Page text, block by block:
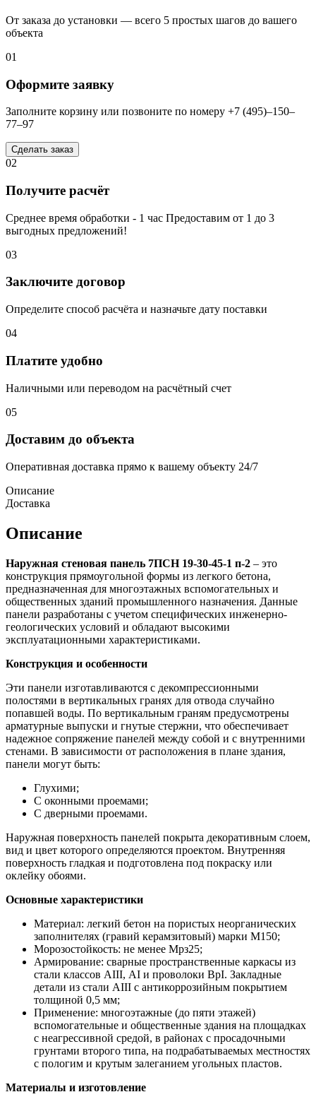
От заказа до установки — всего 5 простых шагов до вашего
объекта
01
Оформите заявку
Заполните корзину или позвоните по номеру +7 (495)–150–
77–97
Сделать заказ
02
Получите расчёт
Среднее время обработки - 1 час Предоставим от 1 до 3
выгодных предложений!
03
Заключите договор
Определите способ расчёта и назначьте дату поставки
04
Платите удобно
Наличными или переводом на расчётный счет
05
Доставим до объекта
Оперативная доставка прямо к вашему объекту 24/7
Описание
Доставка
Описание
Наружная стеновая панель 7ПСН 19-30-45-1 п-2 – это
конструкция прямоугольной формы из легкого бетона,
предназначенная для многоэтажных вспомогательных и
общественных зданий промышленного назначения. Данные
панели разработаны с учетом специфических инженерно-
геологических условий и обладают высокими
эксплуатационными характеристиками.
Конструкция и особенности
Эти панели изготавливаются с декомпрессионными
полостями в вертикальных гранях для отвода случайно
попавшей воды. По вертикальным граням предусмотрены
арматурные выпуски и гнутые стержни, что обеспечивает
надежное сопряжение панелей между собой и с внутренними
стенами. В зависимости от расположения в плане здания,
панели могут быть:
Глухими;
С оконными проемами;
С дверными проемами.
Наружная поверхность панелей покрыта декоративным слоем,
вид и цвет которого определяются проектом. Внутренняя
поверхность гладкая и подготовлена под покраску или
оклейку обоями.
Основные характеристики
Материал: легкий бетон на пористых неорганических
заполнителях (гравий керамзитовый) марки М150;
Морозостойкость: не менее Мрз25;
Армирование: сварные пространственные каркасы из
стали классов АIII, АI и проволоки ВрI. Закладные
детали из стали АIII с антикоррозийным покрытием
толщиной 0,5 мм;
Применение: многоэтажные (до пяти этажей)
вспомогательные и общественные здания на площадках
с неагрессивной средой, в районах с просадочными
грунтами второго типа, на подрабатываемых местностях
с пологим и крутым залеганием угольных пластов.
Материалы и изготовление